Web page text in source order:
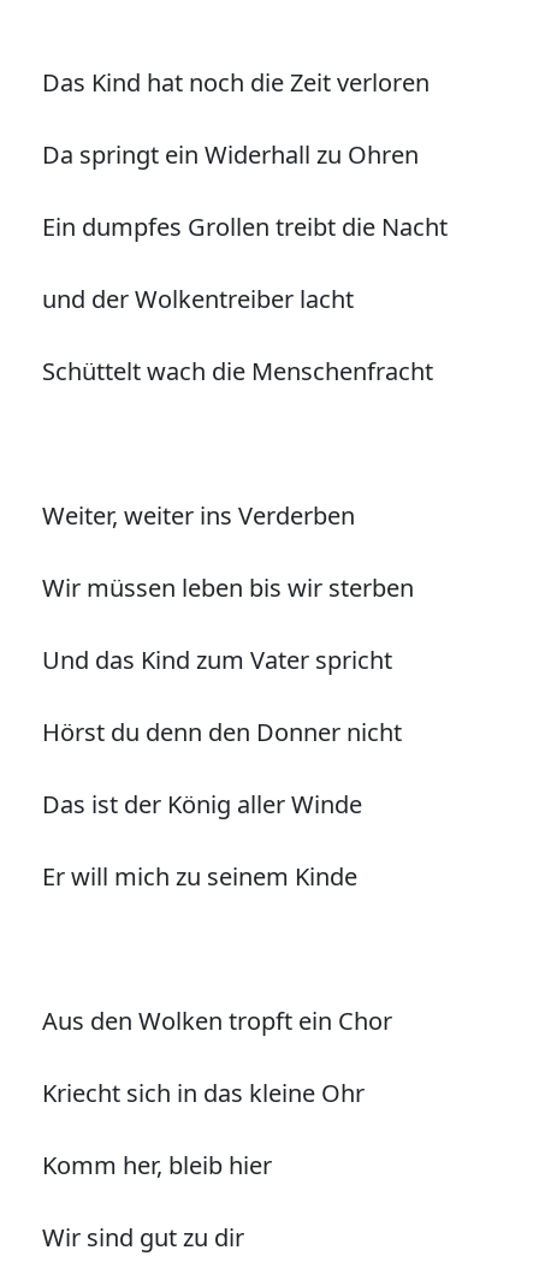
Das Kind hat noch die Zeit verloren
Da springt ein Widerhall zu Ohren
Ein dumpfes Grollen treibt die Nacht
und der Wolkentreiber lacht
Schüttelt wach die Menschenfracht
Weiter, weiter ins Verderben
Wir müssen leben bis wir sterben
Und das Kind zum Vater spricht
Hörst du denn den Donner nicht
Das ist der König aller Winde
Er will mich zu seinem Kinde
Aus den Wolken tropft ein Chor
Kriecht sich in das kleine Ohr
Komm her, bleib hier
Wir sind gut zu dir